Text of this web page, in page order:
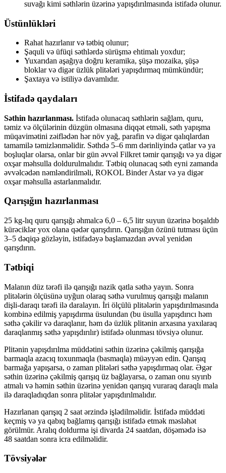
suvağı kimi səthlərin üzərinə yapışdırılmasında istifadə olunur.
Üstünlükləri
Rahat hazırlanır və tətbiq olunur;
Şaquli və üfüqi səthlərdə sürüşmə ehtimalı yoxdur;
Yuxarıdan aşağıya doğru keramika, şüşə mozaika, şüşə
bloklar və digər üzlük plitələri yapışdırmaq mümkündür;
Şaxtaya və istiliyə davamlıdır.
İstifadə qaydaları
Səthin hazırlanması. İstifadə olunacaq səthlərin sağlam, quru,
təmiz və ölçülərinin düzgün olmasına diqqət etməli, səth yapışma
müqavimətini zəiflədən hər növ yağ, parafin və digər qalıqlardan
tamamilə təmizlənməlidir. Səthdə 5–6 mm dərinliyində çatlar və ya
boşluqlar olarsa, onlar bir gün əvvəl Filkret təmir qarışığı və ya digər
oxşar məhsulla doldurulmalıdır. Tətbiq olunacaq səth eyni zamanda
əvvəlcədən nəmləndirilməli, ROKOL Binder Astar və ya digər
oxşar məhsulla astarlanmalıdır.
Qarışığın hazırlanması
25 kg-lıq quru qarışığı əhmalcə 6,0 – 6,5 litr suyun üzərinə boşaldıb
kürəciklər yox olana qədər qarışdırın. Qarışığın özünü tutması üçün
3–5 dəqiqə gözləyin, istifadəyə başlamazdan əvvəl yenidən
qarışdırın.
Tətbiqi
Malanın düz tərəfi ilə qarışığı nazik qatla səthə yayın. Sonra
plitələrin ölçüsünə uyğun olaraq səthə vurulmuş qarışığı malanın
dişli-daraqı tərəfi ilə daralayın. İri ölçülü plitələrin yapışdırılmasında
kombinə edilmiş yapışdırma üsulundan (bu üsulla yapışdırıcı həm
səthə çəkilir və daraqlanır, həm də üzlük plitənin arxasına yaxılaraq
daraqlanmış səthə yapışdırılır) istifadə olunması tövsiyə olunur.
Plitənin yapışdırılma müddətini səthin üzərinə çəkilmiş qarışığa
barmaqla azacıq toxunmaqla (basmaqla) müəyyən edin. Qarışıq
barmağa yapışarsa, o zaman plitələri səthə yapışdırmaq olar. Əgər
səthin üzərinə çəkilmiş qarışıq üz bağlayarsa, o zaman onu sıyırıb
atmalı və həmin səthin üzərinə yenidən qarışıq vuraraq daraqlı mala
ilə daraqladıqdan sonra plitələr yapışdırılmalıdır.
Hazırlanan qarışıq 2 saat ərzində işlədilməlidir. İstifadə müddəti
keçmiş və ya qabıq bağlamış qarışığı istifadə etmək məsləhət
görülmür. Aralıq doldurma işi divarda 24 saatdan, döşəmədə isə
48 saatdan sonra icra edilməlidir.
Tövsiyələr